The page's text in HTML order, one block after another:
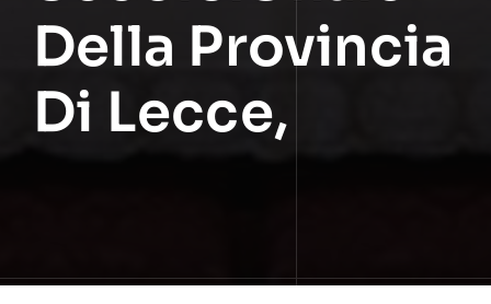
Della Provincia
Di Lecce,